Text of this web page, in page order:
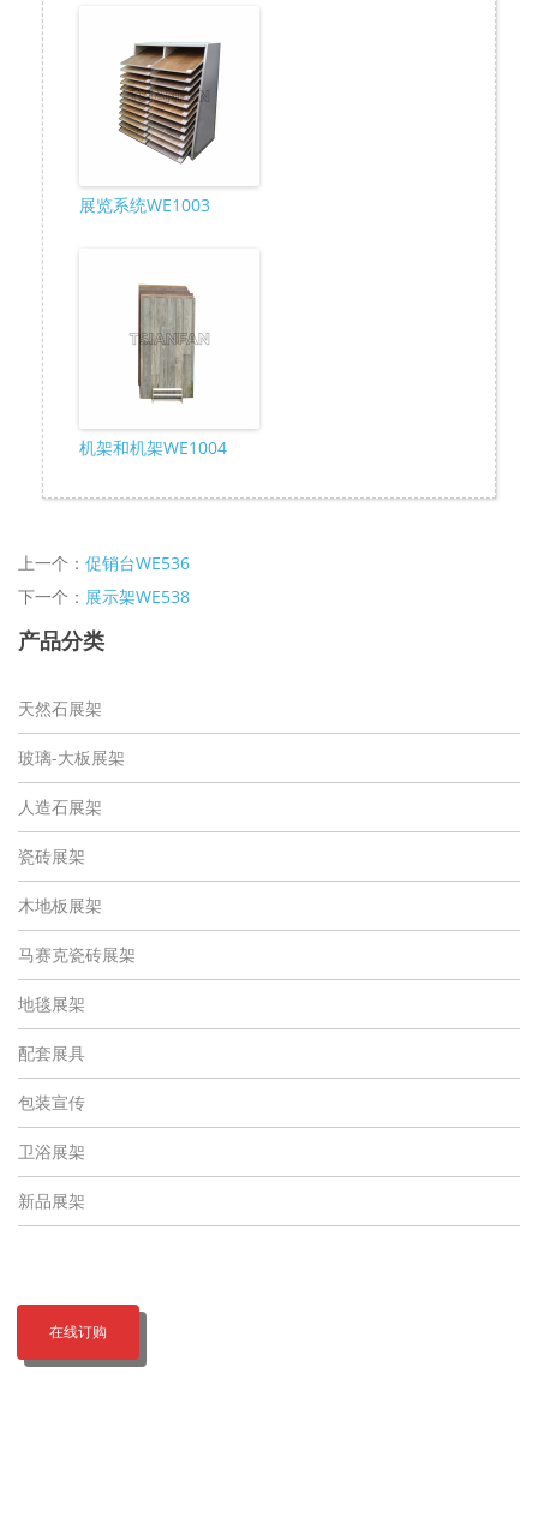
展览系统WE1003
机架和机架WE1004
上一个： 促销台WE536
下一个： 展示架WE538
产品分类
天然石展架
玻璃-大板展架
人造石展架
瓷砖展架
木地板展架
马赛克瓷砖展架
地毯展架
配套展具
包装宣传
卫浴展架
新品展架
在线订购